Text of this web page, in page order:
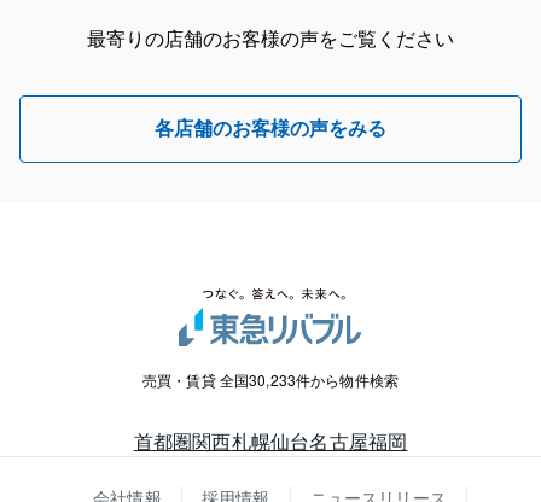
最寄りの店舗のお客様の声をご覧ください
各店舗のお客様の声をみる
売買・賃貸 全国30,233件から物件検索
首都圏関西札幌仙台名古屋福岡